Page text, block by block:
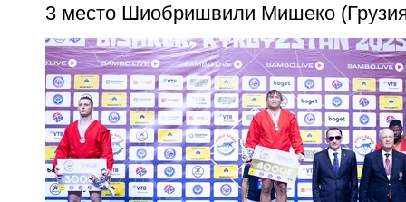
3 место Шиобришвили Мишеко